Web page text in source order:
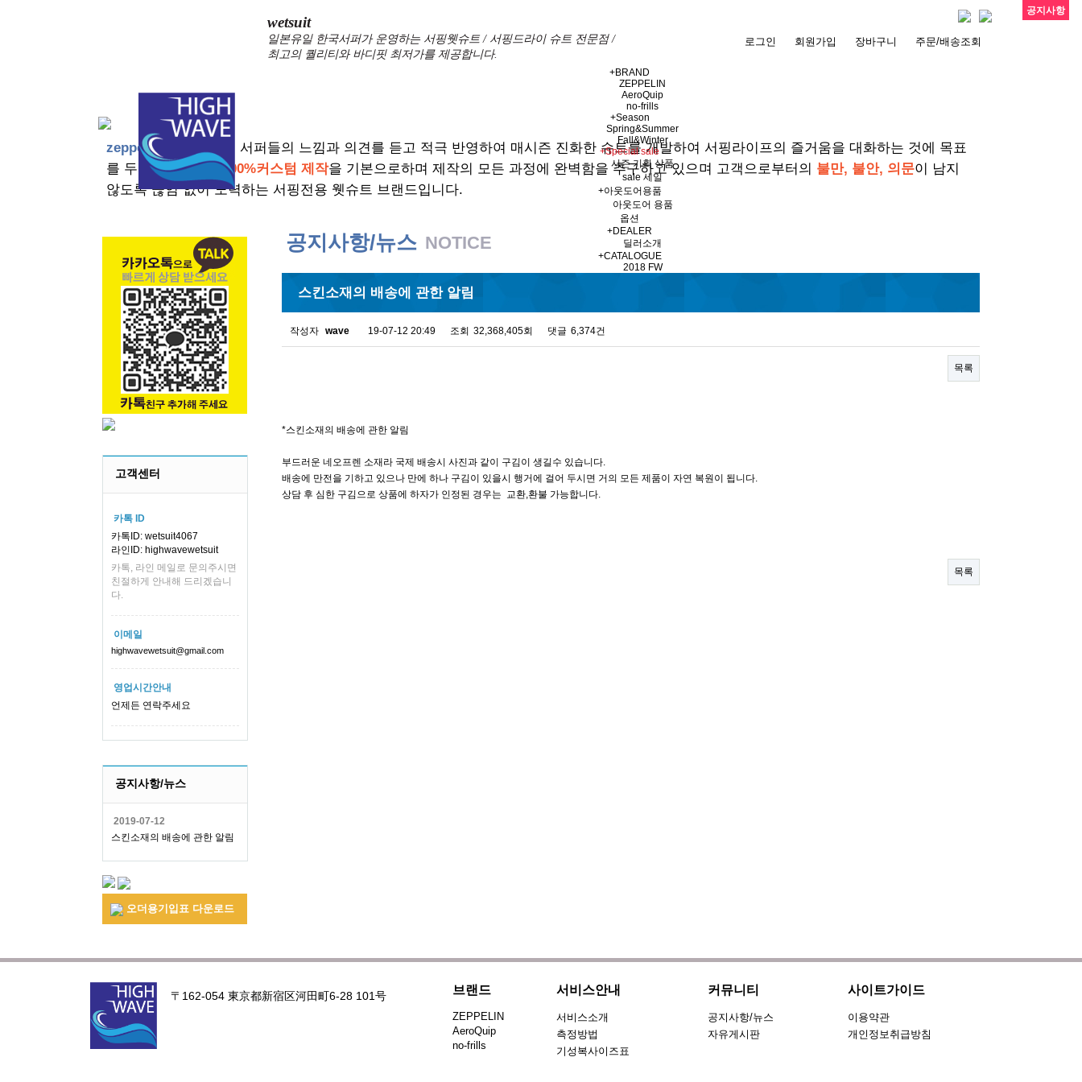
wetsuit
일본유일 한국서퍼가 운영하는 서핑웻슈트 / 서핑드라이 슈트 전문점 /
최고의 퀄리티와 바디핏 최저가를 제공합니다.
로그인 회원가입 장바구니 주문/배송조회
+BRAND
ZEPPELIN
AeroQuip
no-frills
+Season
Spring&Summer
Fall&Winter
+Special sale
시즌 기획 상품
sale 세일
+아웃도어용품
아웃도어 용품
옵션
+DEALER
딜러소개
+CATALOGUE
2018 FW
zeppelin wetsuits
는 서퍼들의 느낌과 의견를 듣고 적극 반영하여 매시즌 진화한 슈트를 개발하여 서핑라이프의 즐거움을 대화하는 것에 목표
를 두고 있습니다.100%커스텀 제작을 기본으로하며 제작의 모든 과정에 완벽함을 추구하고 있으며 고객으로부터의 불만, 불안, 의문이 남지
않도록 끊임 없이 노력하는 서핑전용 웻슈트 브랜드입니다.
고객센터
카톡 ID
카톡ID: wetsuit4067
라인ID: highwavewetsuit
카톡, 라인 메일로 문의주시면
친절하게 안내해 드리겠습니
다.
이메일
highwavewetsuit@gmail.com
영업시간안내
언제든 연락주세요
공지사항/뉴스
2019-07-12
스킨소재의 배송에 관한 알림
오더용기입표 다운로드
공지사항/뉴스 NOTICE
공지사항
스킨소재의 배송에 관한 알림
작성자 wave 19-07-12 20:49 조회 32,368,405회 댓글 6,374건
목록
*스킨소재의 배송에 관한 알림
부드러운 네오프렌 소재라 국제 배송시 사진과 같이 구김이 생길수 있습니다.
배송에 만전을 기하고 있으나 만에 하나 구김이 있을시 행거에 걸어 두시면 거의 모든 제품이 자연 복원이 됩니다.
상담 후 심한 구김으로 상품에 하자가 인정된 경우는 교환,환불 가능합니다.
목록
〒162-054 東京都新宿区河田町6-28 101号 브랜드
ZEPPELIN
AeroQuip
no-frills
서비스안내
서비스소개
측정방법
기성복사이즈표
커뮤니티
공지사항/뉴스
자유게시판
사이트가이드
이용약관
개인정보취급방침